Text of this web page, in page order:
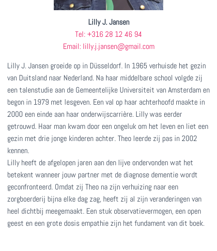
Lilly J. Jansen
Tel: +316 28 12 46 94
Email: lilly.j.jansen@gmail.com
Lilly J. Jansen groeide op in Düsseldorf. In 1965 verhuisde het gezin
van Duitsland naar Nederland. Na haar middelbare school volgde zij
een talenstudie aan de Gemeentelijke Universiteit van Amsterdam en
begon in 1979 met lesgeven. Een val op haar achterhoofd maakte in
2000 een einde aan haar onderwijscarrière. Lilly was eerder
getrouwd. Haar man kwam door een ongeluk om het leven en liet een
gezin met drie jonge kinderen achter. Theo leerde zij pas in 2002
kennen.
Lilly heeft de afgelopen jaren aan den lijve ondervonden wat het
betekent wanneer jouw partner met de diagnose dementie wordt
geconfronteerd. Omdat zij Theo na zijn verhuizing naar een
zorgboerderij bijna elke dag zag, heeft zij al zijn veranderingen van
heel dichtbij meegemaakt. Een stuk observatievermogen, een open
geest en een grote dosis empathie zijn het fundament van dit boek.